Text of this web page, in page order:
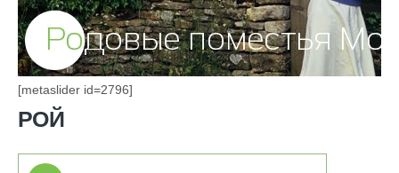
[metaslider id=2796]
РОЙ